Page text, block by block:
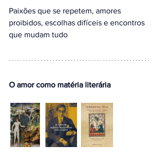
Paixões que se repetem, amores
proibidos, escolhas difíceis e encontros
que mudam tudo
O amor como matéria literária